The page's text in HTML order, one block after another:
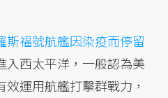
斯福號航艦因染疫而停留
入西太平洋，一般認為美
運用航艦打擊群戰力，